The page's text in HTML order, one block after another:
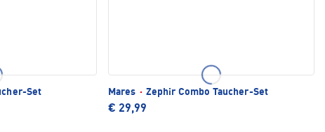
Set Mares · Zephir Combo Taucher-Set
€ 29,99